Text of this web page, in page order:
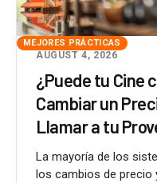
MEJORES PRÁCTICAS
AUGUST 4, 2026
¿Puede tu Cine
Cambiar un
Llamar a tu
La mayoría de los
los cambios de